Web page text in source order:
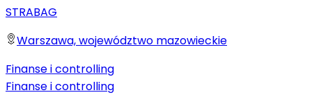
STRABAG
Warszawa, województwo mazowieckie
Finanse i controlling
Finanse i controlling